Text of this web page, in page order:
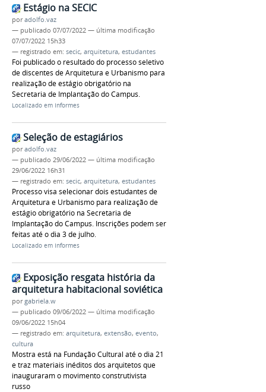
Estágio na SECIC
poradolfo.vaz
— publicado 07/07/2022 — última modificação
07/07/2022 15h33
— registrado em: secic, arquitetura, estudantes
Foi publicado o resultado do processo seletivo
de discentes de Arquitetura e Urbanismo para
realização de estágio obrigatório na
Secretaria de Implantação do Campus.
Localizado em Informes
Seleção de estagiários
poradolfo.vaz
— publicado 29/06/2022 — última modificação
29/06/2022 16h31
— registrado em: secic, arquitetura, estudantes
Processo visa selecionar dois estudantes de
Arquitetura e Urbanismo para realização de
estágio obrigatório na Secretaria de
Implantação do Campus. Inscrições podem ser
feitas até o dia 3 de julho.
Localizado em Informes
Exposição resgata história da
arquitetura habitacional soviética
porgabriela.w
— publicado 09/06/2022 — última modificação
09/06/2022 15h04
— registrado em: arquitetura, extensão, evento,
cultura
Mostra está na Fundação Cultural até o dia 21
e traz materiais inéditos dos arquitetos que
inauguraram o movimento construtivista
russo